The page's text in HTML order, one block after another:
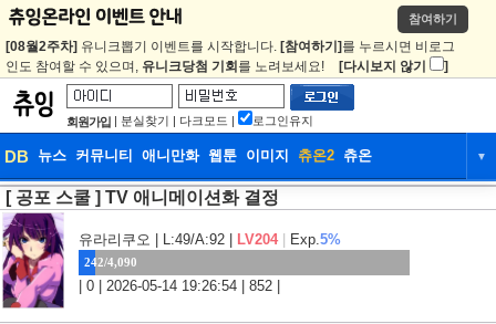
참여하기
[08월2주차] 유니크뽑기 이벤트를 시작합니다. [참여하기] 를 누르시면 비로그
인도 참여할 수 있으며, 유니크당첨 기회 를 노려보세요! [다시보지 않기 ]
회원가입 | 분실찾기 | 다크모드 | 로그인유지
DB 뉴스 커뮤니티 애니만화 웹툰 이미지 츄온2 츄온 ▼
DB 뉴스
웹툰 이미지 츄온2
[ 공포 스쿨 ] TV 애니메이션화 결정
유라리쿠오 | L:49/A:92 | LV204 Exp.5%
242/4,090
| 0 | 2026-05-14 19:26:54 | 852 |